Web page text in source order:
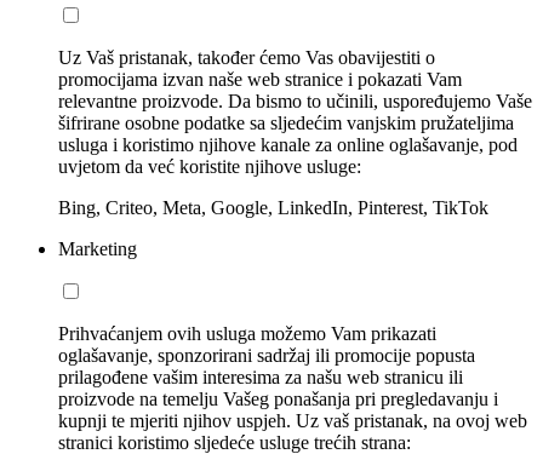
Uz Vaš pristanak, također ćemo Vas obavijestiti o
promocijama izvan naše web stranice i pokazati Vam
relevantne proizvode. Da bismo to učinili, uspoređujemo Vaše
šifrirane osobne podatke sa sljedećim vanjskim pružateljima
usluga i koristimo njihove kanale za online oglašavanje, pod
uvjetom da već koristite njihove usluge:
Bing, Criteo, Meta, Google, LinkedIn, Pinterest, TikTok
Marketing
Prihvaćanjem ovih usluga možemo Vam prikazati
oglašavanje, sponzorirani sadržaj ili promocije popusta
prilagođene vašim interesima za našu web stranicu ili
proizvode na temelju Vašeg ponašanja pri pregledavanju i
kupnji te mjeriti njihov uspjeh. Uz vaš pristanak, na ovoj web
stranici koristimo sljedeće usluge trećih strana: